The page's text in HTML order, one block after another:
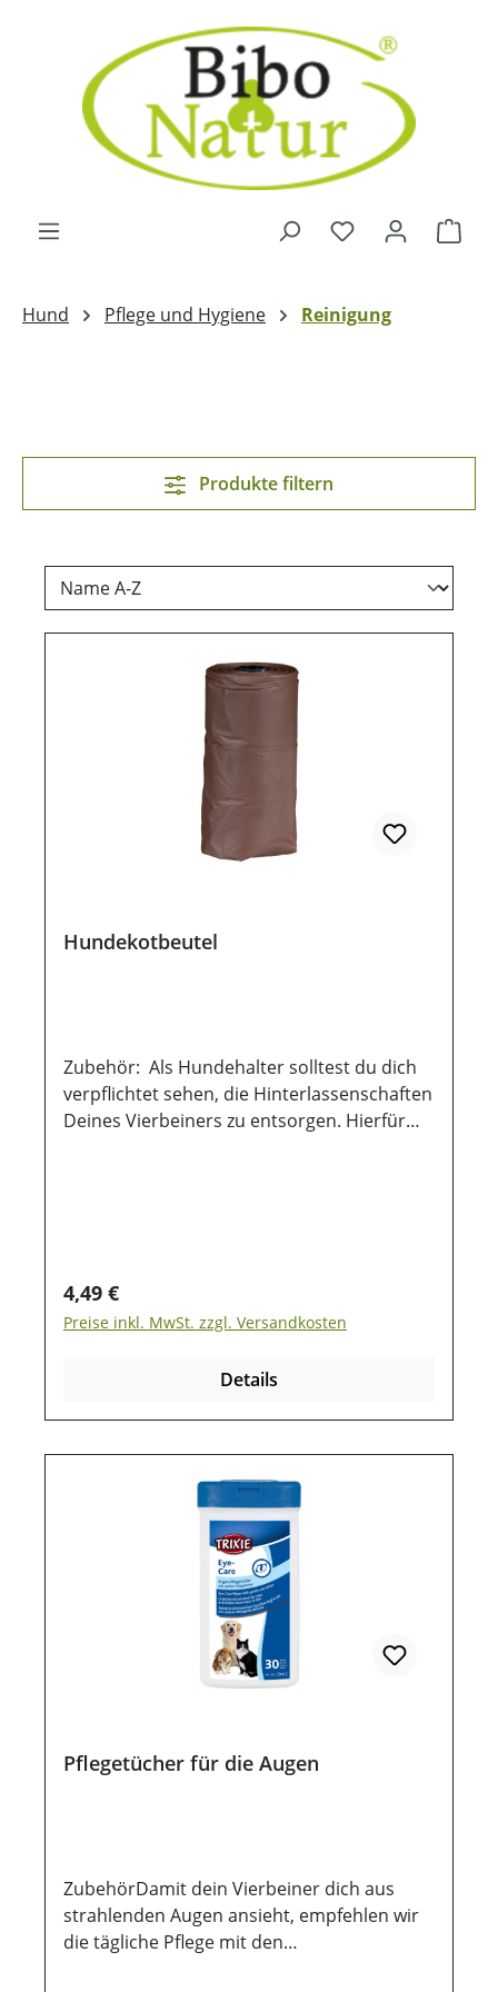
Zum Hauptinhalt springen
Hund Pflege und Hygiene Reinigung
Produkte filtern
Hundekotbeutel
Zubehör: Als Hundehalter solltest du dich
verpflichtet sehen, die Hinterlassenschaften
Deines Vierbeiners zu entsorgen. Hierfür
Rollen á 10 Stück in braun
Regulärer Preis:
4,49 €
Preise inkl. MwSt. zzgl. Versandkosten
Details
Pflegetücher für die Augen
ZubehörDamit dein Vierbeiner dich aus
strahlenden Augen ansieht, empfehlen wir
die tägliche Pflege mit den